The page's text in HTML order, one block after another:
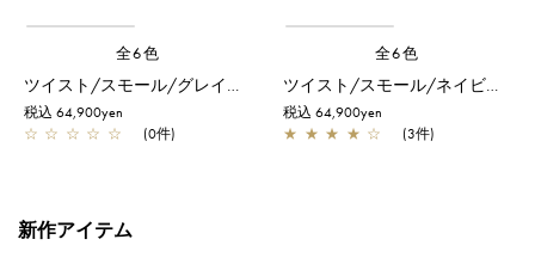
全6色
ツイスト/スモール/グレイッシュホワイトシルバー
税込 64,900yen
☆ ☆ ☆ ☆ ☆ (0件)
全6色
ツイスト/スモール/ネイビーシルバー
税込 64,900yen
★ ★ ★ ★ ☆ (3件)
新作アイテム